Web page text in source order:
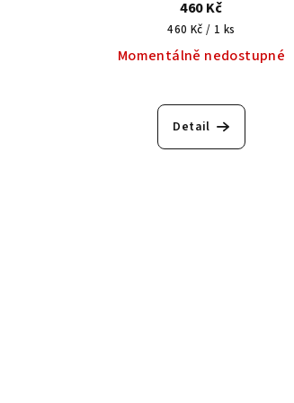
460 Kč
Měrná
cena:
460 Kč / 1 ks
Momentálně nedostupné
Detail